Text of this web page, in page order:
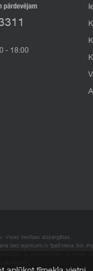
- 18:00
Visas tiesības aizsargātas.
bez iepirkumi.lv īpašnieka SIA